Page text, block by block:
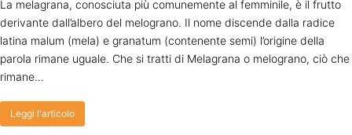
La melagrana, conosciuta più comunemente al femminile, è il frutto
derivante dall’albero del melograno. Il nome discende dalla radice
latina malum (mela) e granatum (contenente semi) l’origine della
parola rimane uguale. Che si tratti di Melagrana o melograno, ciò che
rimane…
Leggi l'articolo